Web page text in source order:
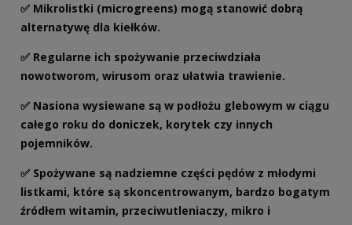
✅ Mikrolistki (microgreens) mogą stanowić dobrą
alternatywę dla kiełków.
✅ Regularne ich spożywanie przeciwdziała
nowotworom, wirusom oraz ułatwia trawienie.
✅ Nasiona wysiewane są w podłożu glebowym w ciągu
całego roku do doniczek, korytek czy innych
pojemników.
✅ Spożywane są nadziemne części pędów z młodymi
listkami, które są skoncentrowanym, bardzo bogatym
źródłem witamin, przeciwutleniaczy, mikro i